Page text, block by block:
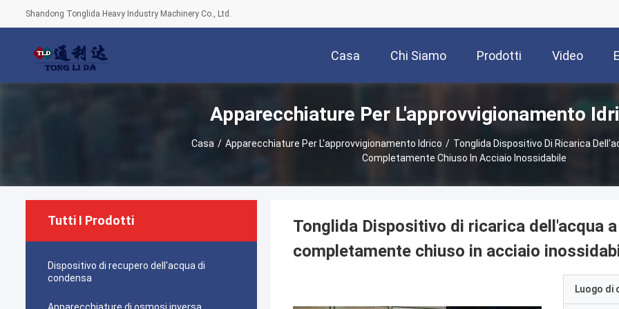
Shandong Tonglida Heavy Industry Machinery Co., Ltd.
Casa Chi Siamo Prodotti Video
Apparecchiature Per L'approvvigionamento
Casa / Apparecchiature Per L'approvvigionamento Idrico / Tonglida Dispositivo Di Ricarica
Completamente Chiuso In Acciaio Inossidabile
Tutti I Prodotti
Dispositivo di recupero dell'acqua di
condensa
Tonglida Dispositivo di ricarica dell'acqua
completamente chiuso in acciaio
Luogo di